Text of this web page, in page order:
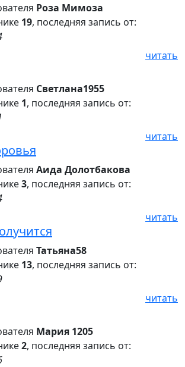
Роза Мимоза
19, последняя запись от:
читать
Светлана1955
1, последняя запись от:
читать
Аида Долотбакова
3, последняя запись от:
читать
Татьяна58
13, последняя запись от:
читать
Мария 1205
2, последняя запись от: